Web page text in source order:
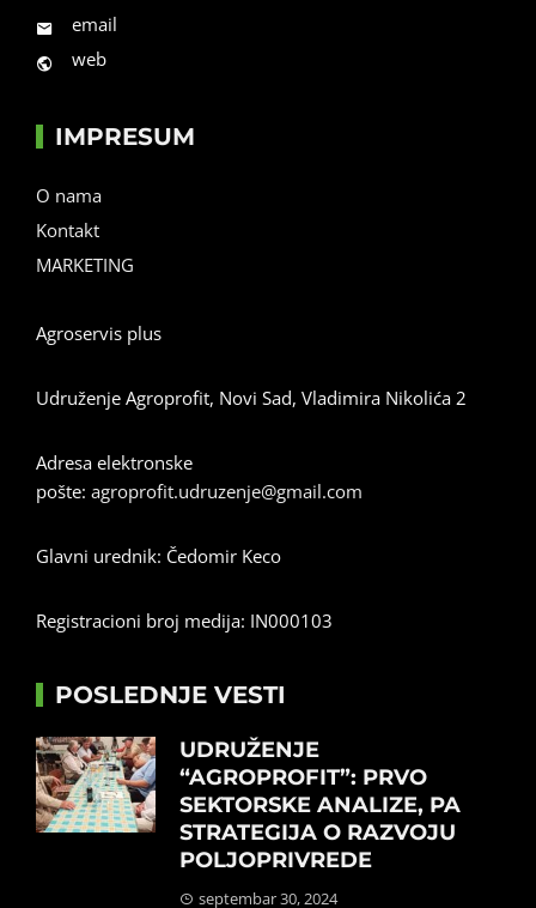
email
web
IMPRESUM
O nama
Kontakt
MARKETING
Agroservis plus
Udruženje Agroprofit, Novi Sad, Vladimira Nikolića 2
Adresa elektronske
pošte: agroprofit.udruzenje@gmail.com
Glavni urednik: Čedomir Keco
Registracioni broj medija: IN000103
POSLEDNJE VESTI
UDRUŽENJE
“AGROPROFIT”: PRVO
SEKTORSKE ANALIZE, PA
STRATEGIJA O RAZVOJU
POLJOPRIVREDE
septembar 30, 2024